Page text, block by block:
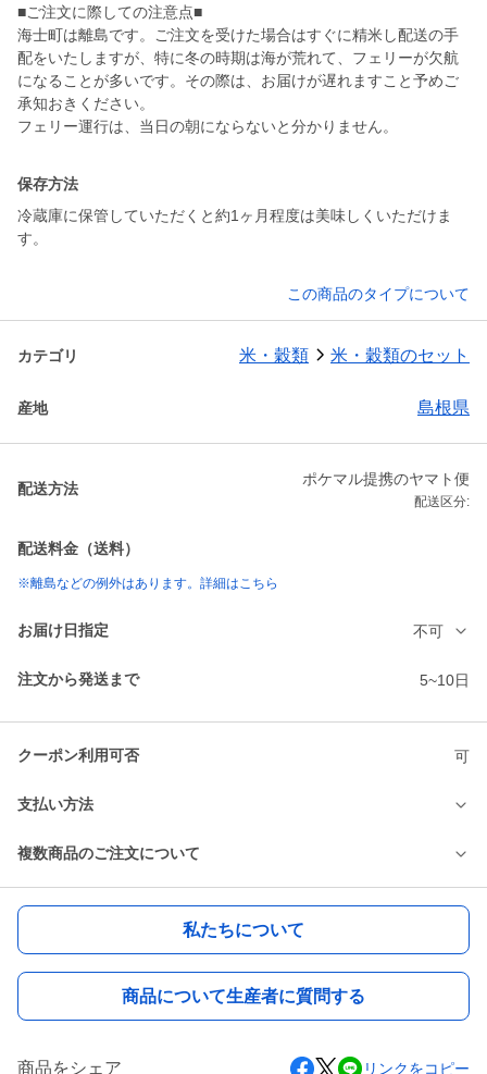
■ご注文に際しての注意点■
海士町は離島です。ご注文を受けた場合はすぐに精米し配送の手
配をいたしますが、特に冬の時期は海が荒れて、フェリーが欠航
になることが多いです。その際は、お届けが遅れますこと予めご
承知おきください。
保存方法
冷蔵庫に保管していただくと約1ヶ月程度は美味しくいただけま
す。
この商品のタイプについて
カテゴリ 米・穀類 米・穀類のセット
産地 島根県
配送方法
ポケマル提携のヤマト便
配送区分:
配送料金（送料）
※離島などの例外はあります。詳細はこちら
お届け日指定 不可
注文から発送まで 5~10日
クーポン利用可否 可
支払い方法
複数商品のご注文について
私たちについて
商品について生産者に質問する
商品をシェア リンクをコピー